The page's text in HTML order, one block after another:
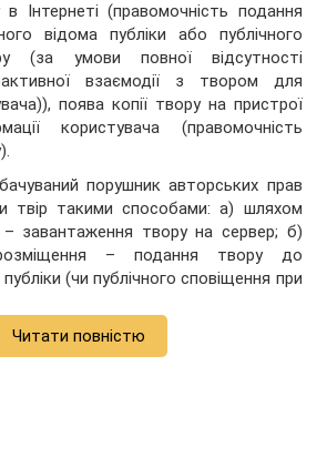
Інтернеті (правомочність подання
відома публіки або публічного
(за умови повної відсутності
взаємодії з твором для
поява копії твору на пристрої
користувача (правомочність
порушник авторських прав
твір такими способами: а) шляхом
– завантаження твору на сервер; б)
– подання твору до
(чи публічного сповіщення при
Читати повністю